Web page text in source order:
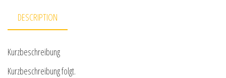
DESCRIPTION
Kurzbeschreibung
Kurzbeschreibung folgt.